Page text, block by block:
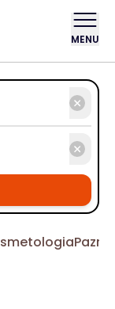
MENU